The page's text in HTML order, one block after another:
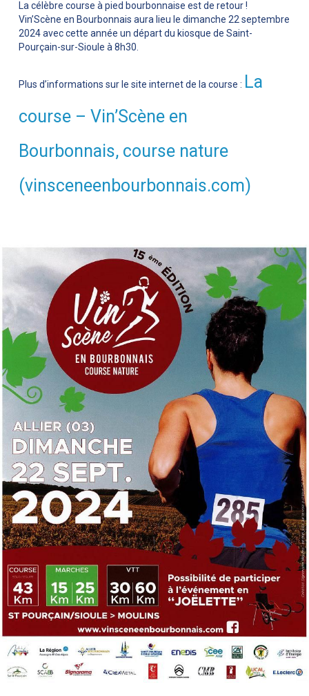
La célèbre course à pied bourbonnaise est de retour !
Vin’Scène en Bourbonnais aura lieu le dimanche 22 septembre
2024 avec cette année un départ du kiosque de Saint-
Pourçain-sur-Sioule à 8h30.
Plus d’informations sur le site internet de la course : La
course – Vin’Scène en
Bourbonnais, course nature
(vinsceneenbourbonnais.com)